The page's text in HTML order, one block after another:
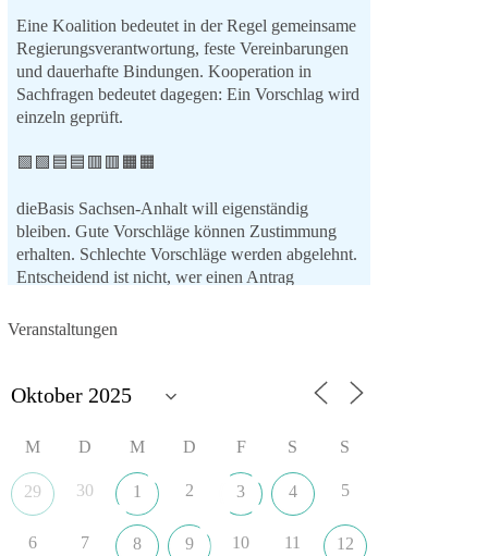
Eine Koalition bedeutet in der Regel gemeinsame
Regierungsverantwortung, feste Vereinbarungen
und dauerhafte Bindungen. Kooperation in
Sachfragen bedeutet dagegen: Ein Vorschlag wird
einzeln geprüft.
🟩🟩🟦🟦🟥🟥🟧🟧
dieBasis Sachsen-Anhalt will eigenständig
bleiben. Gute Vorschläge können Zustimmung
erhalten. Schlechte Vorschläge werden abgelehnt.
Entscheidend ist nicht, wer einen Antrag
weiterbringt.
Verschmelzung.
💬 Was ist dir wichtiger: feste Lager oder
#dieBasis #SachsenAnhalt
#Landtagswahl2026
#Sachpolitik
Veranstaltungen
M D M D F S S
29 30 1 2 3 4 5
6 7 8 9 10 11 12